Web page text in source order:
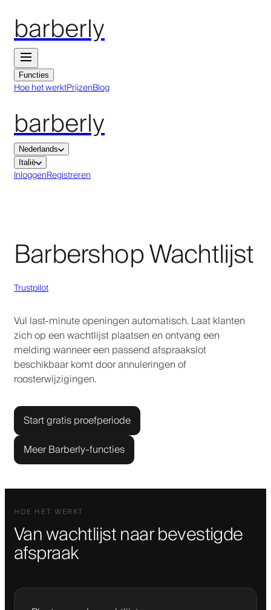
barberly
Functies
Hoe het werktPrijzenBlog
barberly
Nederlands
Italië
InloggenRegistreren
Barbershop Wachtlijst
Trustpilot
Vul last-minute openingen automatisch. Laat klanten
zich op een wachtlijst plaatsen en ontvang een
melding wanneer een passend afspraakslot
beschikbaar komt door annuleringen of
roosterwijzigingen.
Start gratis proefperiode
Meer Barberly-functies
HOE HET WERKT
Van wachtlijst naar bevestigde
afspraak